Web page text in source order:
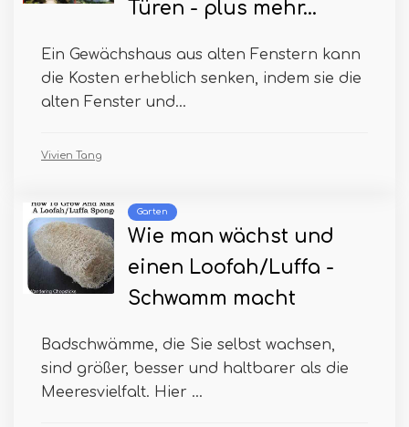
Türen - plus mehr…
Ein Gewächshaus aus alten Fenstern kann
die Kosten erheblich senken, indem sie die
alten Fenster und...
Vivien Tang
Garten
Wie man wächst und
einen Loofah/Luffa -
Schwamm macht
Badschwämme, die Sie selbst wachsen,
sind größer, besser und haltbarer als die
Meeresvielfalt. Hier ...